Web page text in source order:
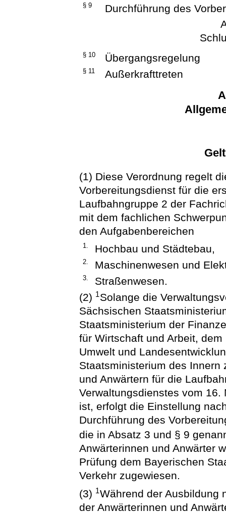
§ 9
Durchführung des
§ 10 Übergangsregelung
§ 11 Außerkrafttreten
(1) Diese Verordnung regelt
Vorbereitungsdienst für die
Laufbahngruppe 2 der
mit dem fachlichen
den Aufgabenbereichen
1. Hochbau und Städtebau,
2. Maschinenwesen und
3.
Straßenwesen.
(2) 1Solange die
Sächsischen
Staatsministerium der
für Wirtschaft und Arbeit,
Umwelt und
Staatsministerium des Innern
und Anwärtern für die
Verwaltungsdienstes vom
ist, erfolgt die Einstellung
Durchführung des
die in Absatz 3 und § 9
Anwärterinnen und Anwärter
Prüfung dem Bayerischen
Verkehr zugewiesen.
(3) 1Während der Ausbildung
der Anwärterinnen und